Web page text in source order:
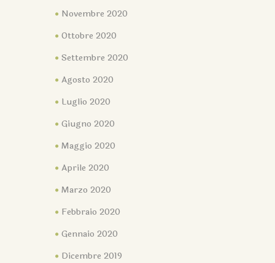
Novembre 2020
Ottobre 2020
Settembre 2020
Agosto 2020
Luglio 2020
Giugno 2020
Maggio 2020
Aprile 2020
Marzo 2020
Febbraio 2020
Gennaio 2020
Dicembre 2019